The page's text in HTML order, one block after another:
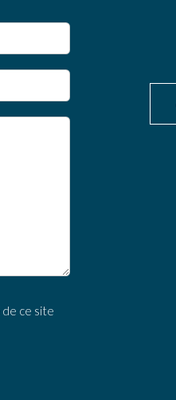
de ce site